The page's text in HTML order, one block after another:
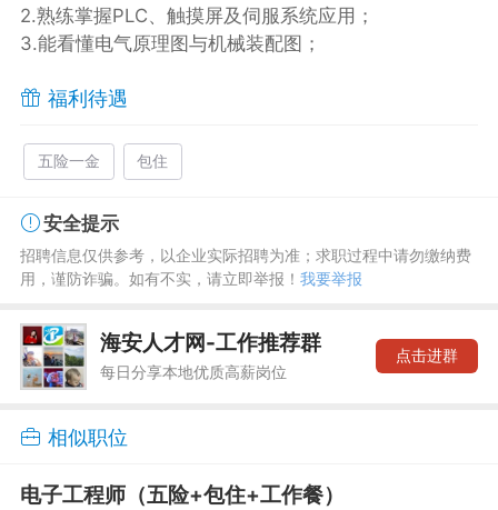
2.熟练掌握PLC、触摸屏及伺服系统应用；
3.能看懂电气原理图与机械装配图；
福利待遇
五险一金 包住
安全提示
招聘信息仅供参考，以企业实际招聘为准；求职过程中请勿缴纳费
用，谨防诈骗。如有不实，请立即举报！ 我要举报
海安人才网-工作推荐群
每日分享本地优质高薪岗位
点击进群
相似职位
电子工程师（五险+包住+工作餐）